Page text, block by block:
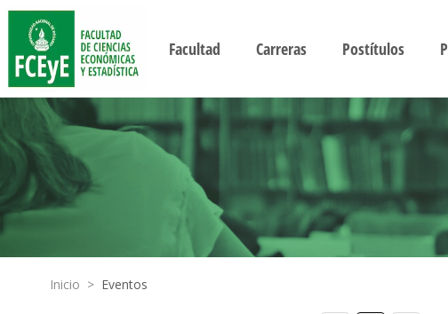
Facultad Carreras Postítulos
Inicio > Eventos